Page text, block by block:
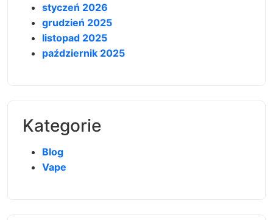
styczeń 2026
grudzień 2025
listopad 2025
październik 2025
Kategorie
Blog
Vape